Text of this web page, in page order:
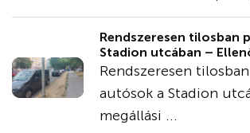
Rendszeresen tilosban
Stadion utcában –
Rendszeresen
autósok a Stadion
megállási ...